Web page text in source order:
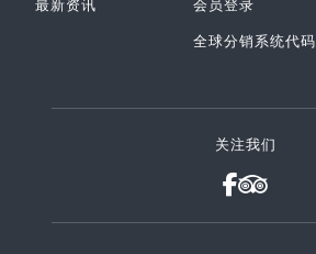
最新资讯 会员登录
全球分销系统代码
关注我们